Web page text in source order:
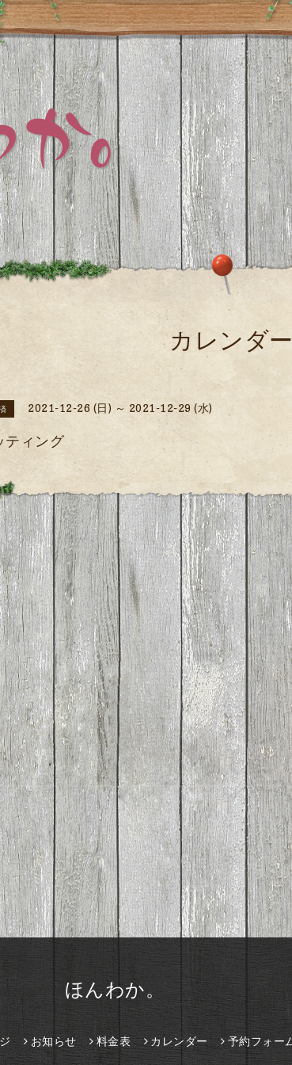
カレンダ
2021-12-26 (日) ～ 2021-12-29 (水)
ティング
ほんわか。
お知らせ 料金表 カレンダー 予約フォー